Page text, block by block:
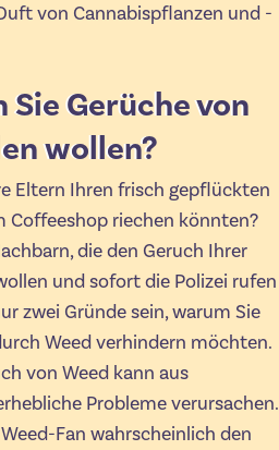
von Cannabispflanzen und -
Gerüche von
wollen?
Eltern Ihren frisch gepflückten
Coffeeshop riechen könnten?
die den Geruch Ihrer
und sofort die Polizei rufen
zwei Gründe sein, warum Sie
Weed verhindern möchten.
von Weed kann aus
Probleme verursachen.
Fan wahrscheinlich den